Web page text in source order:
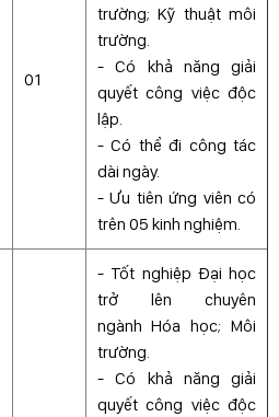
01
trường; Kỹ thuật môi
trường.
- Có khả năng giải
quyết công việc độc
lập.
- Có thể đi công tác
dài ngày.
- Ưu tiên ứng viên có
trên 05 kinh nghiệm.
- Tốt nghiệp Đại học
trở lên chuyên
ngành Hóa học; Môi
trường.
- Có khả năng giải
quyết công việc độc